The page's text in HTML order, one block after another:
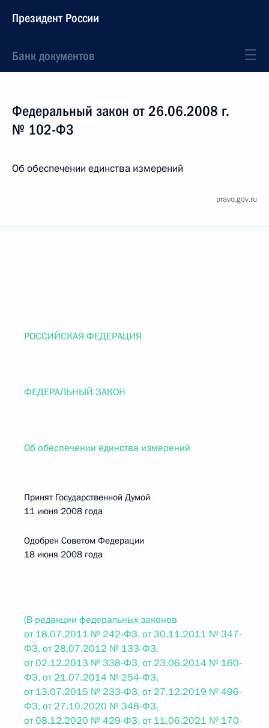
Президент России
Банк документов
Федеральный закон от 26.06.2008 г.
№ 102-ФЗ
Об обеспечении единства измерений
pravo.gov.ru
РОССИЙСКАЯ ФЕДЕРАЦИЯ
ФЕДЕРАЛЬНЫЙ ЗАКОН
Об обеспечении единства измерений
Принят Государственной Думой
11 июня 2008 года
Одобрен Советом Федерации
18 июня 2008 года
(В редакции федеральных законов
от 18.07.2011 № 242-ФЗ, от 30.11.2011 № 347-
ФЗ, от 28.07.2012 № 133-ФЗ,
от 02.12.2013 № 338-ФЗ, от 23.06.2014 № 160-
ФЗ, от 21.07.2014 № 254-ФЗ,
от 13.07.2015 № 233-ФЗ, от 27.12.2019 № 496-
ФЗ, от 27.10.2020 № 348-ФЗ,
от 08.12.2020 № 429-ФЗ, от 11.06.2021 № 170-